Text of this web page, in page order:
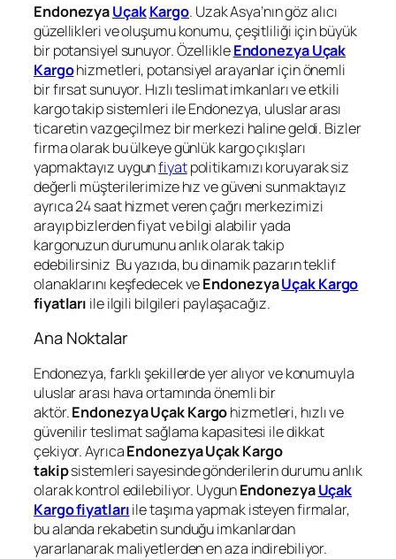
EndonezyaUçakKargo. Uzak Asya’nın göz alıcı
güzellikleri ve oluşumu konumu, çeşitliliği için büyük
bir potansiyel sunuyor. ÖzellikleEndonezya Uçak
Kargohizmetleri, potansiyel arayanlar için önemli
bir fırsat sunuyor. Hızlı teslimat imkanları ve etkili
kargo takip sistemleri ile Endonezya, uluslar arası
ticaretin vazgeçilmez bir merkezi haline geldi. Bizler
firma olarak bu ülkeye günlük kargo çıkışları
yapmaktayız uygunfiyatpolitikamızı koruyarak siz
değerli müşterilerimize hız ve güveni sunmaktayız
ayrıca 24 saat hizmet veren çağrı merkezimizi
arayıp bizlerden fiyat ve bilgi alabilir yada
kargonuzun durumunu anlık olarak takip
edebilirsiniz Bu yazıda, bu dinamik pazarın teklif
olanaklarını keşfedecek veEndonezyaUçak Kargo
fiyatları ile ilgili bilgileri paylaşacağız.
Ana Noktalar
Endonezya, farklı şekillerde yer alıyor ve konumuyla
uluslar arası hava ortamında önemli bir
aktör.Endonezya Uçak Kargohizmetleri, hızlı ve
güvenilir teslimat sağlama kapasitesi ile dikkat
çekiyor. AyrıcaEndonezya Uçak Kargo
takipsistemleri sayesinde gönderilerin durumu anlık
olarak kontrol edilebiliyor. UygunEndonezyaUçak
Kargo fiyatlarıile taşıma yapmak isteyen firmalar,
bu alanda rekabetin sunduğu imkanlardan
yararlanarak maliyetlerden en aza indirebiliyor.